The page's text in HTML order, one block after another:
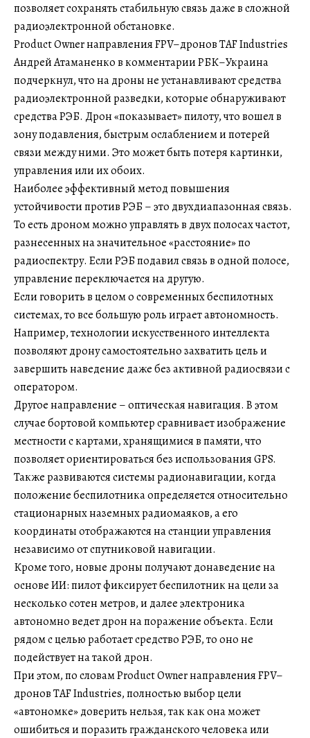
позволяет сохранять стабильную связь даже в сложной
радиоэлектронной обстановке.
Product Owner направления FPV–дронов TAF Industries
Андрей Атаманенко в комментарии РБК–Украина
подчеркнул, что на дроны не устанавливают средства
радиоэлектронной разведки, которые обнаруживают
средства РЭБ. Дрон «показывает» пилоту, что вошел в
зону подавления, быстрым ослаблением и потерей
связи между ними. Это может быть потеря картинки,
управления или их обоих.
Наиболее эффективный метод повышения
устойчивости против РЭБ – это двухдиапазонная связь.
То есть дроном можно управлять в двух полосах частот,
разнесенных на значительное «расстояние» по
радиоспектру. Если РЭБ подавил связь в одной полосе,
управление переключается на другую.
Если говорить в целом о современных беспилотных
системах, то все большую роль играет автономность.
Например, технологии искусственного интеллекта
позволяют дрону самостоятельно захватить цель и
завершить наведение даже без активной радиосвязи с
оператором.
Другое направление – оптическая навигация. В этом
случае бортовой компьютер сравнивает изображение
местности с картами, хранящимися в памяти, что
позволяет ориентироваться без использования GPS.
Также развиваются системы радионавигации, когда
положение беспилотника определяется относительно
стационарных наземных радиомаяков, а его
координаты отображаются на станции управления
независимо от спутниковой навигации.
Кроме того, новые дроны получают донаведение на
основе ИИ: пилот фиксирует беспилотник на цели за
несколько сотен метров, и далее электроника
автономно ведет дрон на поражение объекта. Если
рядом с целью работает средство РЭБ, то оно не
подействует на такой дрон.
При этом, по словам Product Owner направления FPV–
дронов TAF Industries, полностью выбор цели
«автономке» доверить нельзя, так как она может
ошибиться и поразить гражданского человека или